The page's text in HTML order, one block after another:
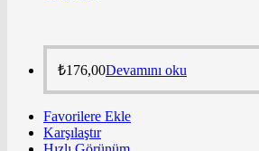
₺176,00Devamını oku
Favorilere Ekle
Karşılaştır